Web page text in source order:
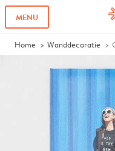
MENU
Home Wanddecoratie